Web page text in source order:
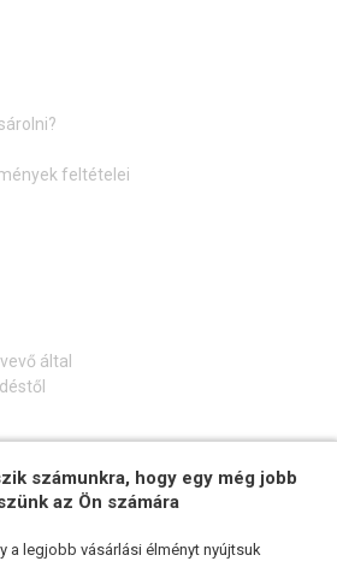
feltételei
által
számunkra, hogy egy még jobb
az Ön számára
a legjobb vásárlási élményt nyújtsuk